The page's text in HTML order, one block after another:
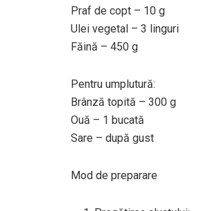
Praf de copt – 10 g
Ulei vegetal – 3 linguri
Făină – 450 g
Pentru umplutură:
Brânză topită – 300 g
Ouă – 1 bucată
Sare – după gust
Mod de preparare